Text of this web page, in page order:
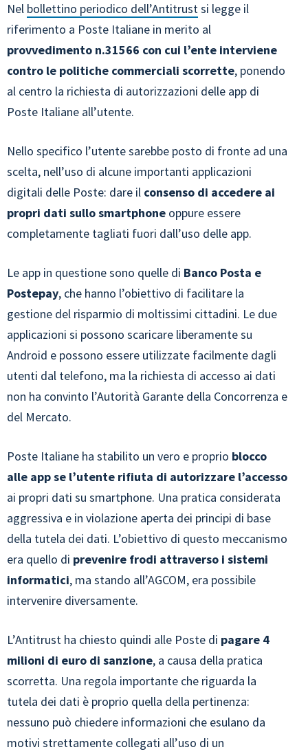
Nel bollettino periodico dell’Antitrustsi legge il
riferimento a Poste Italiane in merito al
provvedimento n.31566 con cui l’ente interviene
contro le politiche commerciali scorrette, ponendo
al centro la richiesta di autorizzazioni delle app di
Poste Italiane all’utente.
Nello specifico l’utente sarebbe posto di fronte ad una
scelta, nell’uso di alcune importanti applicazioni
digitali delle Poste: dare il consenso di accedere ai
propri dati sullo smartphone oppure essere
completamente tagliati fuori dall’uso delle app.
Le app in questione sono quelle di Banco Posta e
Postepay, che hanno l’obiettivo di facilitare la
gestione del risparmio di moltissimi cittadini. Le due
applicazioni si possono scaricare liberamente su
Android e possono essere utilizzate facilmente dagli
utenti dal telefono, ma la richiesta di accesso ai dati
non ha convinto l’Autorità Garante della Concorrenza e
del Mercato.
Poste Italiane ha stabilito un vero e proprio blocco
alle app se l’utente rifiuta di autorizzare l’accesso
ai propri dati su smartphone. Una pratica considerata
aggressiva e in violazione aperta dei principi di base
della tutela dei dati. L’obiettivo di questo meccanismo
era quello di prevenire frodi attraverso i sistemi
informatici, ma stando all’AGCOM, era possibile
intervenire diversamente.
L’Antitrust ha chiesto quindi alle Poste di pagare 4
milioni di euro di sanzione, a causa della pratica
scorretta. Una regola importante che riguarda la
tutela dei dati è proprio quella della pertinenza:
nessuno può chiedere informazioni che esulano da
motivi strettamente collegati all’uso di un